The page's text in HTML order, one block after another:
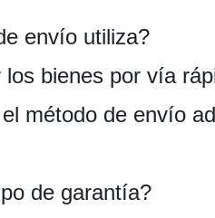
envío utiliza?
los bienes por vía
método de envío
de garantía?